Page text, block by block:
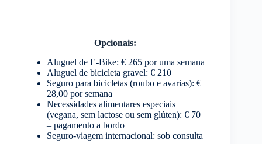
Opcionais:
Aluguel de E-Bike: € 265 por uma semana
Aluguel de bicicleta gravel: € 210
Seguro para bicicletas (roubo e avarias): €
28,00 por semana
Necessidades alimentares especiais
(vegana, sem lactose ou sem glúten): € 70
– pagamento a bordo
Seguro-viagem internacional: sob consulta